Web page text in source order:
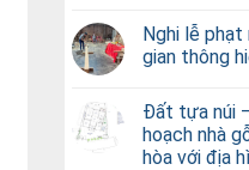
Nghi lễ phạt
gian thông
Đất tựa núi
hoạch nhà
hòa với địa